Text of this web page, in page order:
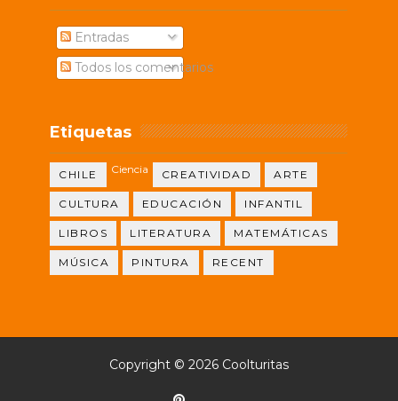
Entradas
Todos los comentarios
Etiquetas
CHILE Ciencia CREATIVIDAD ARTE
CULTURA EDUCACIÓN INFANTIL
LIBROS LITERATURA MATEMÁTICAS
MÚSICA PINTURA RECENT
Copyright © 2026 Coolturitas